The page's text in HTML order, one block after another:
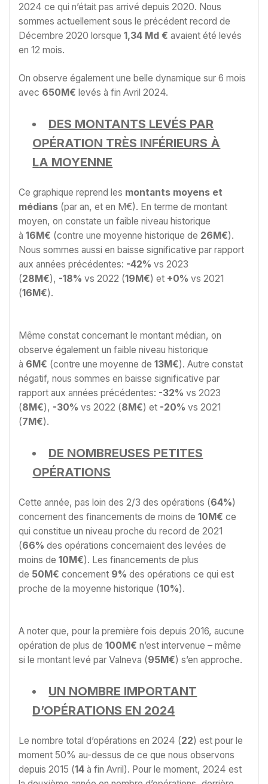
2024 ce qui n’était pas arrivé depuis 2020. Nous
sommes actuellement sous le précédent record de
Décembre 2020 lorsque 1,34 Md € avaient été levés
en 12 mois.
On observe également une belle dynamique sur 6 mois
avec 650M€ levés à fin Avril 2024.
DES MONTANTS LEVÉS PAR
OPÉRATION TRÈS INFÉRIEURS À
LA MOYENNE
Ce graphique reprend les montants moyens et
médians (par an, et en M€). En terme de montant
moyen, on constate un faible niveau historique
à 16M€ (contre une moyenne historique de 26M€).
Nous sommes aussi en baisse significative par rapport
aux années précédentes: -42% vs 2023
(28M€), -18% vs 2022 (19M€) et +0% vs 2021
(16M€).
Même constat concernant le montant médian, on
observe également un faible niveau historique
à 6M€ (contre une moyenne de 13M€). Autre constat
négatif, nous sommes en baisse significative par
rapport aux années précédentes: -32% vs 2023
(8M€), -30% vs 2022 (8M€) et -20% vs 2021
(7M€).
DE NOMBREUSES PETITES
OPÉRATIONS
Cette année, pas loin des 2/3 des opérations (64%)
concernent des financements de moins de 10M€ ce
qui constitue un niveau proche du record de 2021
(66% des opérations concernaient des levées de
moins de 10M€). Les financements de plus
de 50M€ concernent 9% des opérations ce qui est
proche de la moyenne historique (10%).
A noter que, pour la première fois depuis 2016, aucune
opération de plus de 100M€ n’est intervenue – même
si le montant levé par Valneva (95M€) s’en approche.
UN NOMBRE IMPORTANT
D’OPÉRATIONS EN 2024
Le nombre total d’opérations en 2024 (22) est pour le
moment 50% au-dessus de ce que nous observons
depuis 2015 (14 à fin Avril). Pour le moment, 2024 est